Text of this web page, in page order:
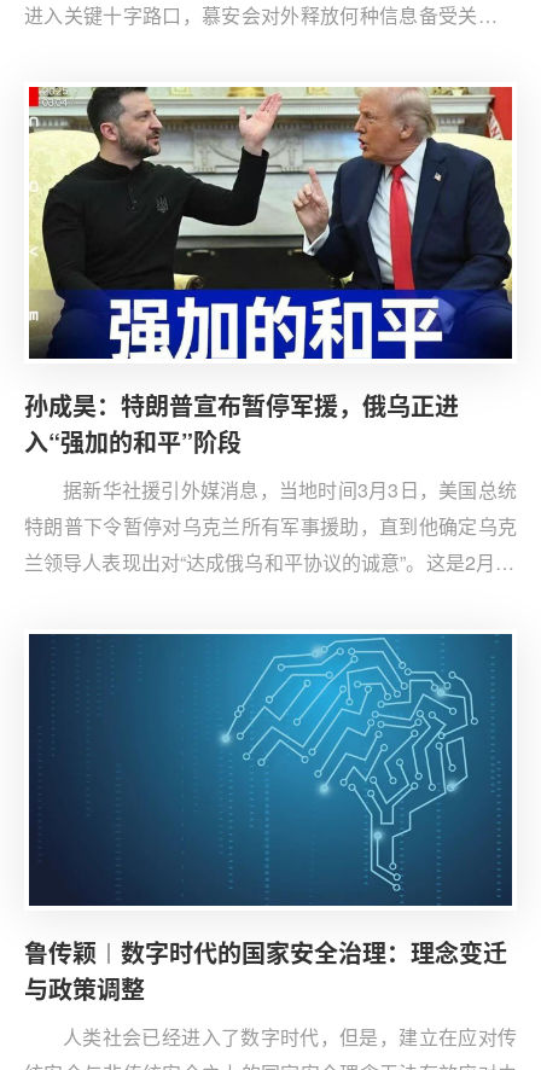
进入关键十字路口，慕安会对外释放何种信息备受关注。
乌克兰未来走向成为核心焦点，巴以和平前景则未得到充
分讨论。
孙成昊：特朗普宣布暂停军援，俄乌正进
入“强加的和平”阶段
据新华社援引外媒消息，当地时间3月3日，美国总统
特朗普下令暂停对乌克兰所有军事援助，直到他确定乌克
兰领导人表现出对“达成俄乌和平协议的诚意”。这是2月28
鲁传颖︱数字时代的国家安全治理：理念变迁
与政策调整
人类社会已经进入了数字时代，但是，建立在应对传